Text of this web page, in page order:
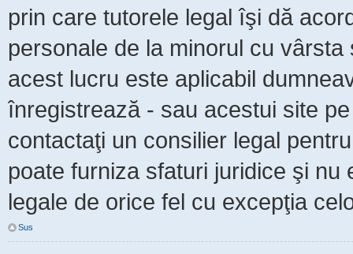
prin care tutorele legal îşi dă
personale de la minorul cu
acest lucru este aplicabil
înregistrează - sau acestui site
contactaţi un consilier legal
poate furniza sfaturi juridice şi
legale de orice fel cu excepţia
Sus